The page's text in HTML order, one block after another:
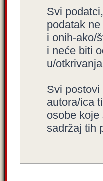
Svi
podatak
i onih-ako/
i neće biti
u/
Svi postovi
autora/ica
osobe koje
sadržaj tih